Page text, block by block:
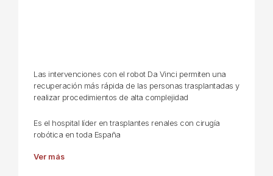
Las intervenciones con el robot Da Vinci permiten una
recuperación más rápida de las personas trasplantadas y
realizar procedimientos de alta complejidad
Es el hospital líder en trasplantes renales con cirugía
robótica en toda España
Ver más